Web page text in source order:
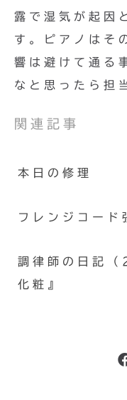
露で湿気が起因
す。ピアノはそ
響は避けて通る
なと思ったら担
関連記事
本日の修理
フレンジコード
調律師の日記
化粧』